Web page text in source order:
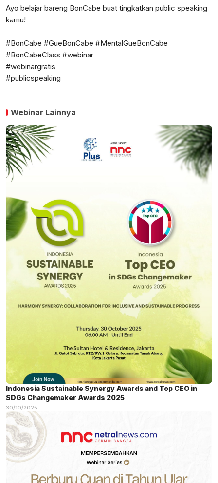
Ayo belajar bareng BonCabe buat tingkatkan public speaking
kamu!
#BonCabe #GueBonCabe #MentalGueBonCabe
#BonCabeClass #webinar
#webinargratis
#publicspeaking
Webinar Lainnya
Indonesia Sustainable Synergy Awards and Top CEO in
SDGs Changemaker Awards 2025
30/10/2025